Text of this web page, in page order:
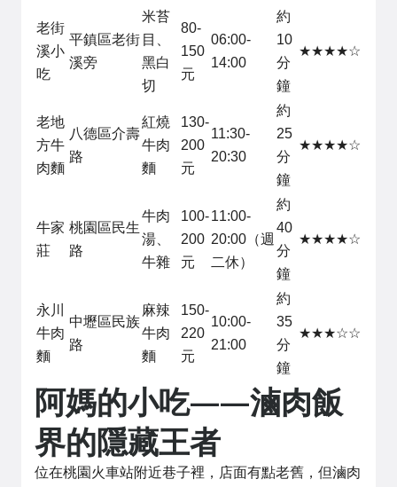
老街
溪小
吃
平鎮區老街
溪旁
米苔
目、
黑白
切
80-
150
元
06:00-
14:00
約
10
分
鐘
★★★★☆
老地
方牛
肉麵
八德區介壽
路
紅燒
牛肉
麵
130-
200
元
11:30-
20:30
約
25
分
鐘
★★★★☆
牛家
莊
桃園區民生
路
牛肉
湯、
牛雜
100-
200
元
11:00-
20:00（週
二休）
約
40
分
鐘
★★★★☆
永川
牛肉
麵
中壢區民族
路
麻辣
牛肉
麵
150-
220
元
10:00-
21:00
約
35
分
鐘
★★★☆☆
阿媽的小吃——滷肉飯
界的隱藏王者
位在桃園火車站附近巷子裡，店面有點老舊，但滷肉